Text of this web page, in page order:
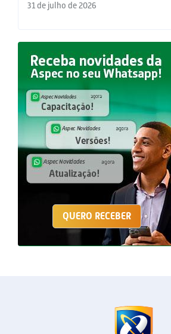
31 de julho de 2026
QUERO RECEBER